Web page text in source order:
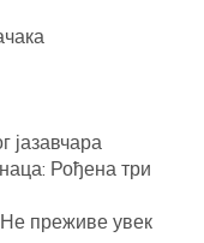
јазавчара
Рођена три
преживе увек